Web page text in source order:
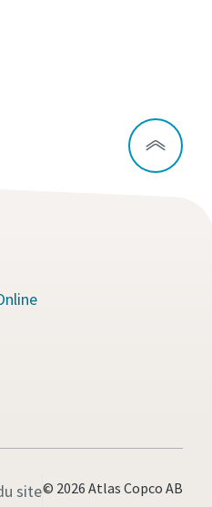
site© 2026 Atlas Copco AB